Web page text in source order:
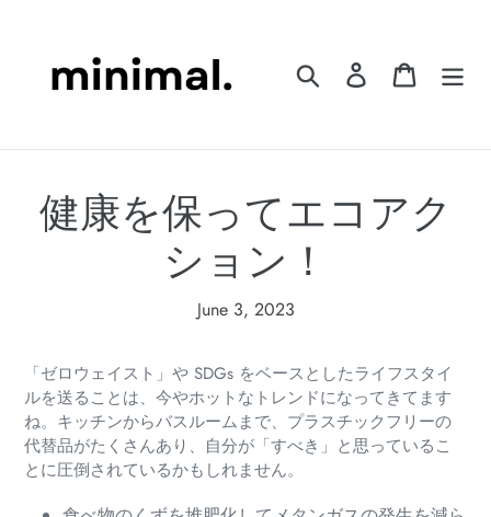
content
Search Log in Cart
健康を保ってエコアク
ション！
June 3, 2023
「ゼロウェイスト」や SDGs をベースとしたライフスタイ
ルを送ることは、今やホットなトレンドになってきてます
ね。キッチンからバスルームまで、プラスチックフリーの
代替品がたくさんあり、自分が「すべき」と思っているこ
とに圧倒されているかもしれません。